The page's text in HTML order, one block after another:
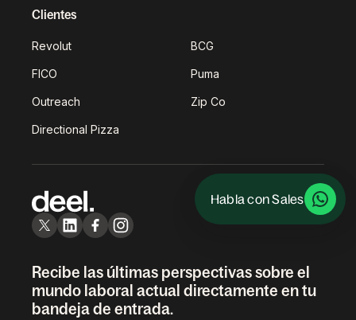
Habla con Sales
Clientes
Revolut BCG
FICO Puma
Outreach Zip Co
Directional Pizza
Recibe las últimas perspectivas sobre el
mundo laboral actual directamente en tu
bandeja de entrada.